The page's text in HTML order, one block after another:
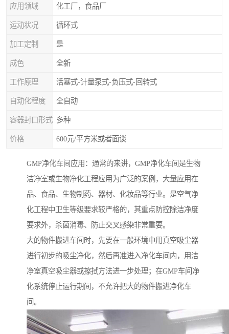
应用领域 化工厂，食品厂
运动状况 循环式
加工定制 是
成色 全新
工作原理 活塞式-计量泵式-负压式-回转式
自动化程度 全自动
容器封口形式 多种
价格 600元/平方米或者面谈
GMP净化车间应用：通常的来讲，GMP净化车间是生物
洁净室或生物净化工程应用为广泛的案例，大量应用在
品、食品、生物制药、器材、化妆品等行业。是空气净
化工程中卫生等级要求较严格的，其重点防控除洁净度
要求外，杀菌消毒、防止交叉感染非常重要。
大的物件搬进车间时，先要在一般环境中用真空吸尘器
进行初步的吸尘净化，然后再准进入净化车间内，用洁
净室真空吸尘器或擦拭方法进一步处理；在GMP车间净
化系统停止运行期间，不允许把大的物件搬进净化车
间。